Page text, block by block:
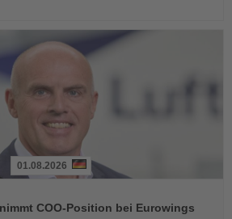
01.08.2026
COO-Position bei Eurowings